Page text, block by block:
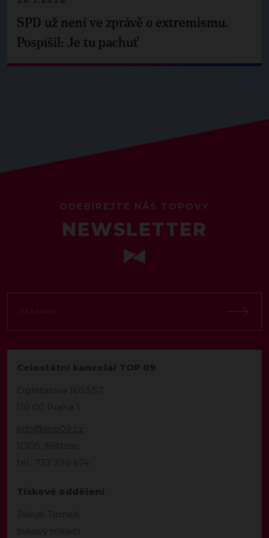
SPD už není ve zprávě o extremismu.
Pospíšil: Je tu pachuť
ODEBÍREJTE NÁŠ TOPOVÝ
NEWSLETTER
Celostátní kancelář TOP 09
Opletalova 1603/57
110 00 Praha 1
info@top09.cz
IDDS: 86ttzqc
tel.: 732 399 674
Tiskové oddělení
Jakub Tomek
tiskový mluvčí